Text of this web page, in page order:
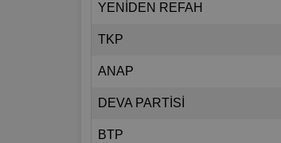
YENİDEN REFAH
TKP
ANAP
DEVA PARTİSİ
BTP